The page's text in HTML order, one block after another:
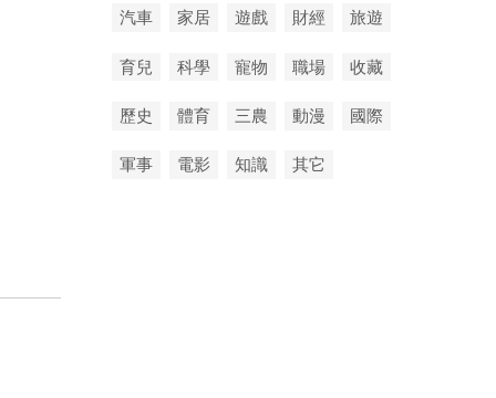
汽車 家居 遊戲 財經 旅遊
育兒 科學 寵物 職場 收藏
歷史 體育 三農 動漫 國際
軍事 電影 知識 其它